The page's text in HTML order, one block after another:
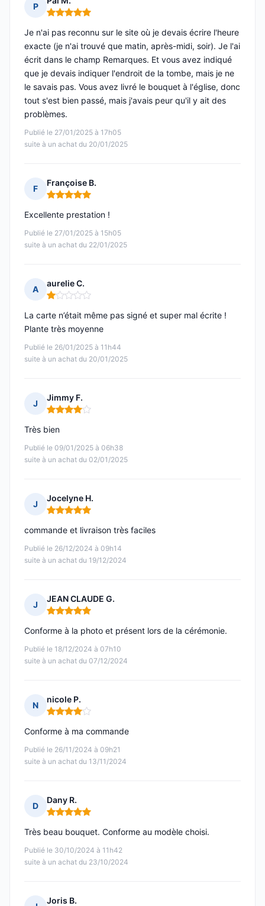
P
Note : 5 sur 5
Publié le 27/01/2025 à 17h05
suite à un achat du 20/01/2025
Je n'ai pas reconnu sur le site où je devais écrire l'heure
exacte (je n'ai trouvé que matin, après-midi, soir). Je l'ai
écrit dans le champ Remarques. Et vous avez indiqué
que je devais indiquer l'endroit de la tombe, mais je ne
le savais pas. Vous avez livré le bouquet à l'église, donc
tout s'est bien passé, mais j'avais peur qu'il y ait des
problèmes.
F
Françoise B.
Note : 5 sur 5
Publié le 27/01/2025 à 15h05
suite à un achat du 22/01/2025
Excellente prestation !
A
aurelie C.
Note : 1 sur 5
Publié le 26/01/2025 à 11h44
suite à un achat du 20/01/2025
La carte n’était même pas signé et super mal écrite !
Plante très moyenne
J
Jimmy F.
Note : 4 sur 5
Publié le 09/01/2025 à 06h38
suite à un achat du 02/01/2025
Très bien
J
Jocelyne H.
Note : 5 sur 5
Publié le 26/12/2024 à 09h14
suite à un achat du 19/12/2024
commande et livraison très faciles
J
JEAN CLAUDE G.
Note : 5 sur 5
Publié le 18/12/2024 à 07h10
suite à un achat du 07/12/2024
Conforme à la photo et présent lors de la cérémonie.
N
nicole P.
Note : 4 sur 5
Publié le 26/11/2024 à 09h21
suite à un achat du 13/11/2024
Conforme à ma commande
D
Dany R.
Note : 5 sur 5
Publié le 30/10/2024 à 11h42
suite à un achat du 23/10/2024
Très beau bouquet. Conforme au modèle choisi.
Joris B.